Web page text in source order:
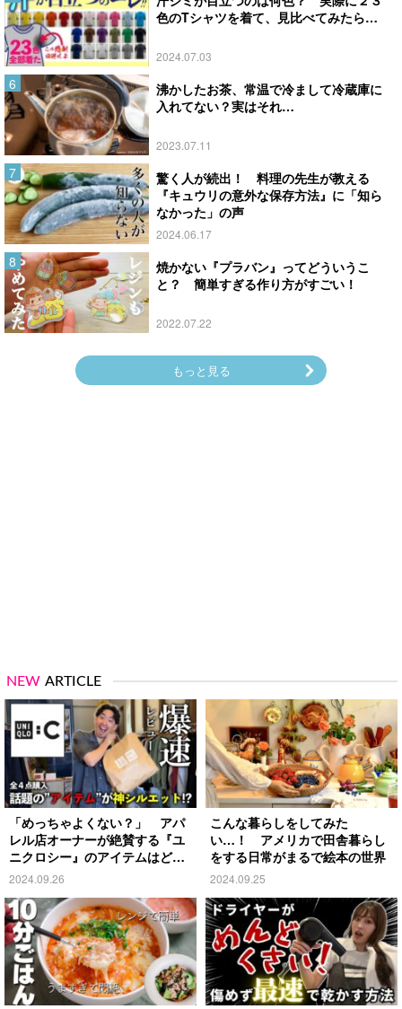
色のTシャツを着て、見比べてみたら…
2024.07.03
沸かしたお茶、常温で冷まして冷蔵庫に
入れてない？実はそれ…
2023.07.11
驚く人が続出！ 料理の先生が教える
『キュウリの意外な保存方法』に「知ら
なかった」の声
2024.06.17
焼かない『プラバン』ってどういうこ
と？ 簡単すぎる作り方がすごい！
2022.07.22
もっと見る
NEW ARTICLE
「めっちゃよくない？」 アパ
レル店オーナーが絶賛する『ユ
ニクロシー』のアイテムはど
れ？
2024.09.26
こんな暮らしをしてみた
い…！ アメリカで田舎暮らし
をする日常がまるで絵本の世界
2024.09.25